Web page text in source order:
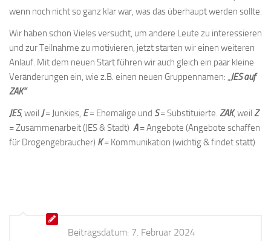
wenn noch nicht so ganz klar war, was das überhaupt werden sollte.
Wir haben schon Vieles versucht, um andere Leute zu interessieren
und zur Teilnahme zu motivieren, jetzt starten wir einen weiteren
Anlauf. Mit dem neuen Start führen wir auch gleich ein paar kleine
Veränderungen ein, wie z.B. einen neuen Gruppennamen: „JES auf
ZAK“
JES, weil J= Junkies, E= Ehemalige und S= Substituierte. ZAK, weil Z
= Zusammenarbeit (JES & Stadt) A= Angebote (Angebote schaffen
für Drogengebraucher) K= Kommunikation (wichtig & findet statt)
Beitragsdatum: 7. Februar 2024